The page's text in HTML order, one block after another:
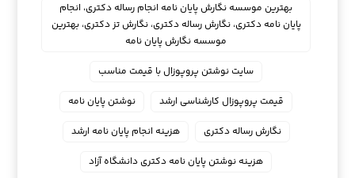
بهترین موسسه نگارش پایان نامه انجام رساله دکتری، انجام
پایان نامه دکتری، نگارش رساله دکتری، نگارش تز دکتری، بهترین
موسسه نگارش پایان نامه
سایت نوشتن پروپوزال با قیمت مناسب
قیمت پروپوزال کارشناسی ارشد
نوشتن پایان نامه
نگارش رساله دکتری
هزینه انجام پایان نامه ارشد
هزینه نوشتن پایان نامه دکتری دانشگاه آزاد